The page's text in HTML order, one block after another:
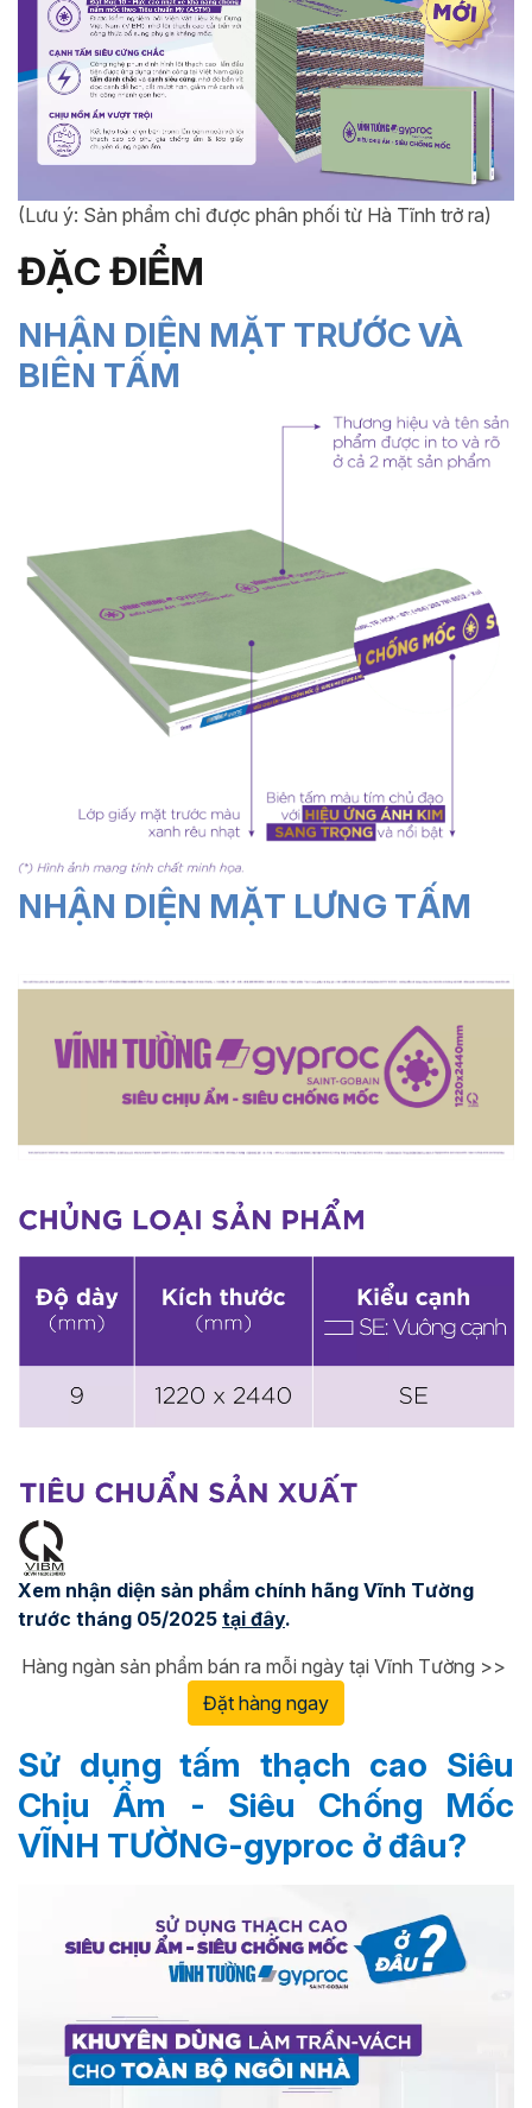
(Lưu ý: Sản phẩm chỉ được phân phối từ Hà Tĩnh trở ra)
ĐẶC ĐIỂM
NHẬN DIỆN MẶT TRƯỚC VÀ
BIÊN TẤM
NHẬN DIỆN MẶT LƯNG TẤM
Xem nhận diện sản phẩm chính hãng Vĩnh Tường
trước tháng 05/2025 tại đây.
Hàng ngàn sản phẩm bán ra mỗi ngày tại Vĩnh Tường >>
Đặt hàng ngay
Sử dụng tấm thạch cao Siêu
Chịu Ẩm - Siêu Chống Mốc
VĨNH TƯỜNG-gyproc ở đâu?